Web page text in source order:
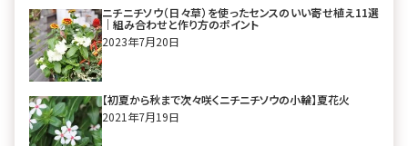
ニチニチソウ（日々草）を使ったセンスのいい寄せ植え11選
｜組み合わせと作り方のポイント
2023年7月20日
【初夏から秋まで次々咲くニチニチソウの小輪】夏花火
2021年7月19日